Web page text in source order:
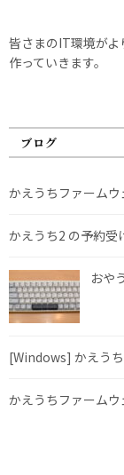
皆さまのIT環境が
作っていきます。
ブログ
かえうちファーム
かえうち2 の予約受
おや
[Windows] かえう
かえうちファーム